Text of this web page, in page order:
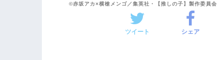
©赤坂アカ×横槍メンゴ／集英社・【推しの子】製作委員会
ツイート シェア